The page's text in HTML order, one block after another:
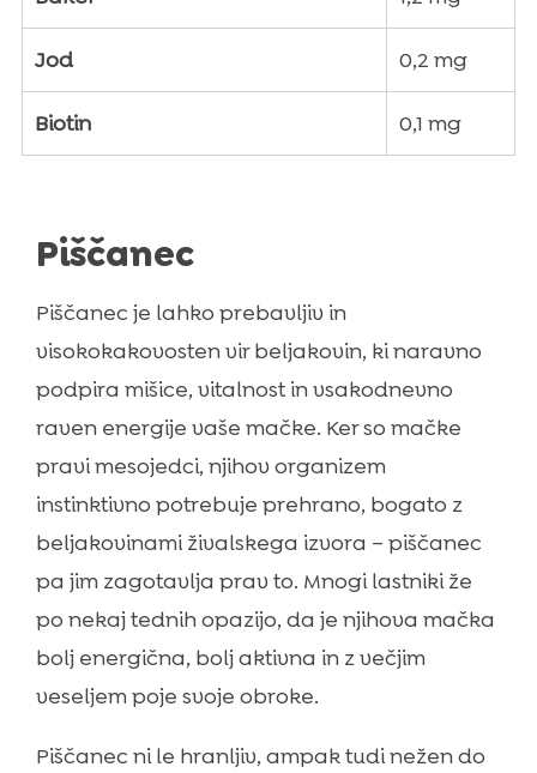
Jod 0,2 mg
Biotin 0,1 mg
Piščanec
Piščanec je lahko prebavljiv in
visokokakovosten vir beljakovin, ki naravno
podpira mišice, vitalnost in vsakodnevno
raven energije vaše mačke. Ker so mačke
pravi mesojedci, njihov organizem
instinktivno potrebuje prehrano, bogato z
beljakovinami živalskega izvora – piščanec
pa jim zagotavlja prav to. Mnogi lastniki že
po nekaj tednih opazijo, da je njihova mačka
bolj energična, bolj aktivna in z večjim
veseljem poje svoje obroke.
Piščanec ni le hranljiv, ampak tudi nežen do